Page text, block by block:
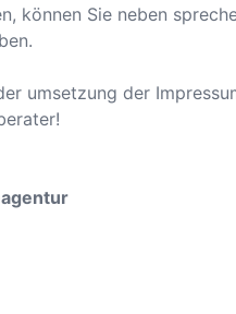
können Sie neben
umsetzung der